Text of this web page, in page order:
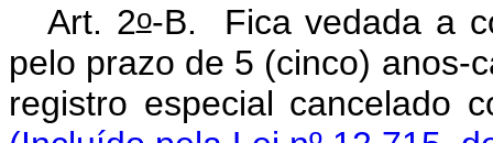
Art. 2o-B. Fica vedada a
pelo prazo de 5 (cinco) anos-
registro especial cancelado